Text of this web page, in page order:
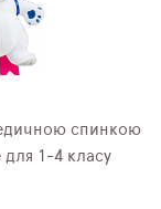
спинкою
для 1-4 класу